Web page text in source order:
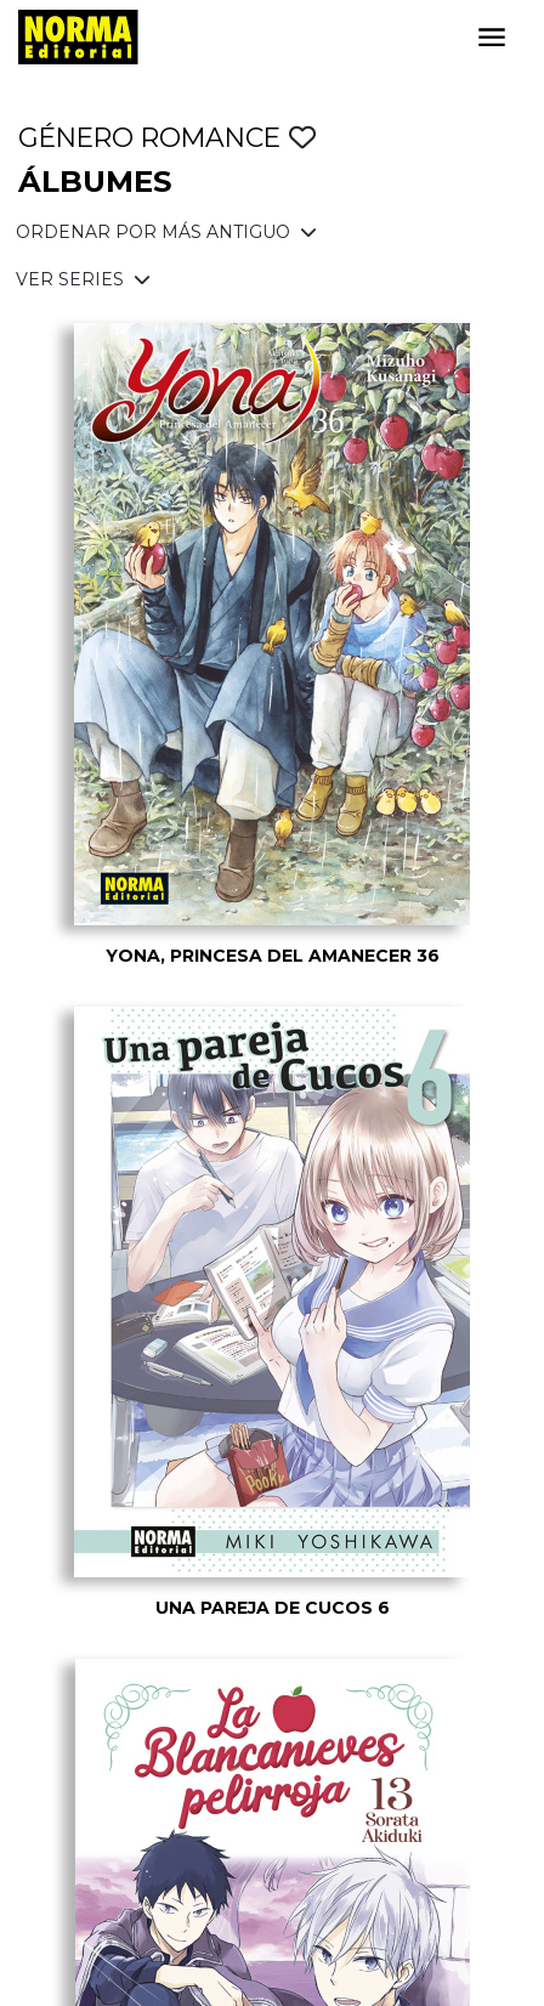
GÉNERO ROMANCE
ÁLBUMES
ORDENAR POR MÁS ANTIGUO
VER SERIES
YONA, PRINCESA DEL AMANECER 36
UNA PAREJA DE CUCOS 6